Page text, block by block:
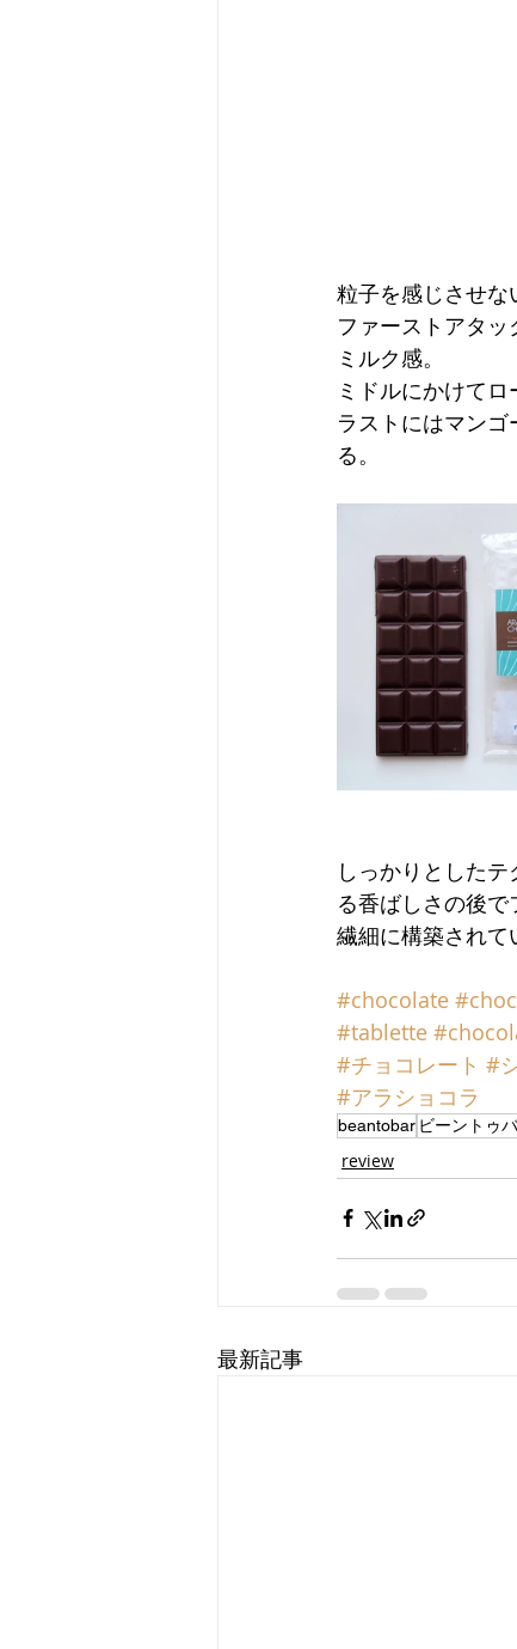
粒子を感じさせな
ファーストアタ
ミルク感。
ミドルにかけて
ラストにはマン
る。
しっかりとした
る香ばしさの後で
繊細に構築されて
#chocolate
#tablette
#チョコレート #
#アラショコラ
beantobar ビーントゥ
review
最新記事